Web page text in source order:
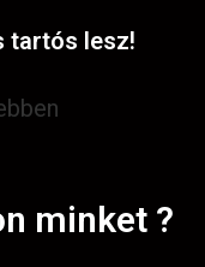
tartós lesz!
minket ?